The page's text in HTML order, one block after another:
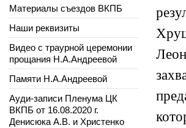
Материалы съездов ВКПБ
Наши реквизиты
Видео с траурной церемонии
прощания Н.А.Андреевой
Памяти Н.А.Андреевой
Ауди-записи Пленума ЦК
ВКПБ от 16.08.2020 г.
Денисюка А.В. и Христенко